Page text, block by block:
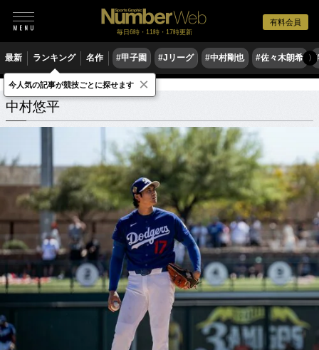
有料会員
毎日6時・11時・17時更新
最新 ランキング 名作 #甲子園 #Jリーグ #中村剛也 #佐々木朗希 〉
中村悠平 関連記事
中村悠平
今人気の記事が競技ごとに探せます ×